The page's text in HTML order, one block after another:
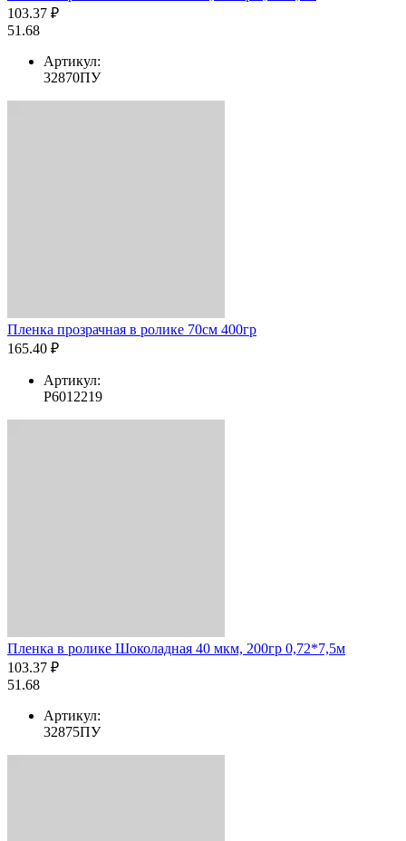
103.37 ₽
51.68
Артикул:
32870ПУ
Пленка прозрачная в ролике 70см 400гр
165.40 ₽
Артикул:
Р6012219
Пленка в ролике Шоколадная 40 мкм, 200гр 0,72*7,5м
103.37 ₽
51.68
Артикул:
32875ПУ